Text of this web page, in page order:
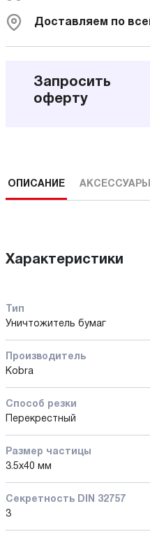
Доставляем по
Запросить
оферту
ОПИСАНИЕ АКСЕССУАРЫ
Характеристики
Тип
Уничтожитель бумаг
Производитель
Kobra
Способ резки
Перекрестный
Размер частицы
3.5x40 мм
Секретность DIN 32757
3